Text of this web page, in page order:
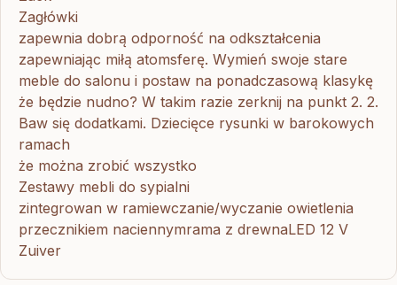
Zagłówki
zapewnia dobrą odporność na odkształcenia
zapewniając miłą atomsferę. Wymień swoje stare
meble do salonu i postaw na ponadczasową klasykę
że będzie nudno? W takim razie zerknij na punkt 2. 2.
Baw się dodatkami. Dziecięce rysunki w barokowych
ramach
że można zrobić wszystko
Zestawy mebli do sypialni
zintegrowan w ramiewczanie/wyczanie owietlenia
przecznikiem naciennymrama z drewnaLED 12 V
Zuiver